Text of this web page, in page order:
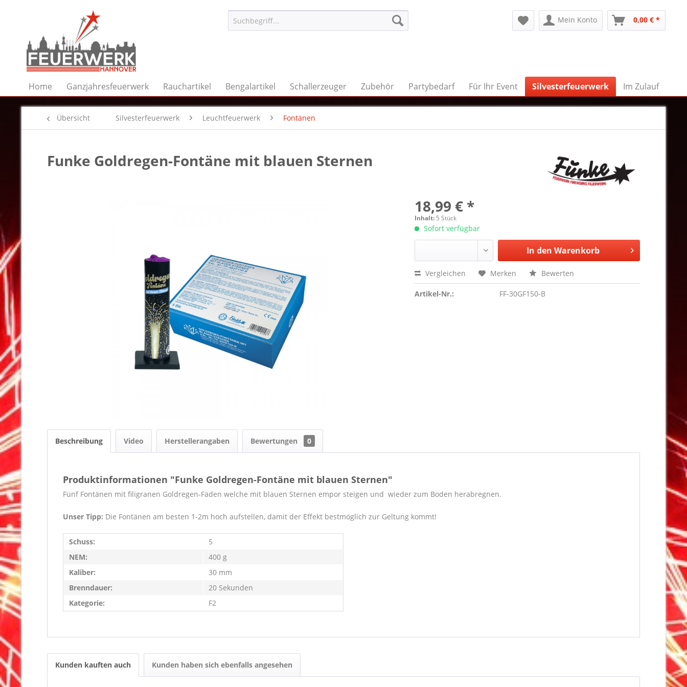
Mein Konto 0,00 € *
Home Ganzjahresfeuerwerk Rauchartikel Bengalartikel Schallerzeuger Zubehör Partybedarf Für Ihr Event Silvesterfeuerwerk Im Zulauf
Übersicht Silvesterfeuerwerk Leuchtfeuerwerk Fontänen
Funke Goldregen-Fontäne mit blauen Sternen
18,99 € *
Inhalt: 5 Stück
Sofort verfügbar
In den Warenkorb
Vergleichen Merken Bewerten
Artikel-Nr.: FF-30GF150-B
Beschreibung Video Herstellerangaben Bewertungen 0
Produktinformationen "Funke Goldregen-Fontäne mit blauen Sternen"
Fünf Fontänen mit filigranen Goldregen-Fäden welche mit blauen Sternen empor steigen und wieder zum Boden herabregnen.
Unser Tipp: Die Fontänen am besten 1-2m hoch aufstellen, damit der Effekt bestmöglich zur Geltung kommt!
Schuss:
5
NEM:
400 g
Kaliber:
30 mm
Brenndauer:
20 Sekunden
Kategorie:
F2
Kunden kauften auch Kunden haben sich ebenfalls angesehen